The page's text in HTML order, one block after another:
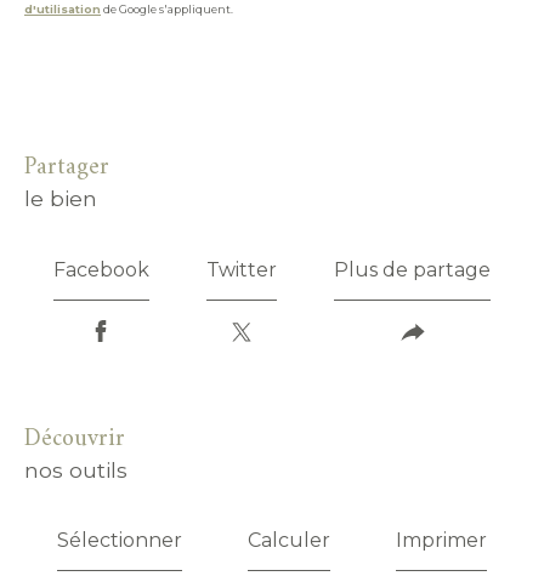
d'utilisation de Google s'appliquent.
partager
le bien
Facebook Twitter Plus de partage
découvrir
nos outils
Sélectionner Calculer Imprimer